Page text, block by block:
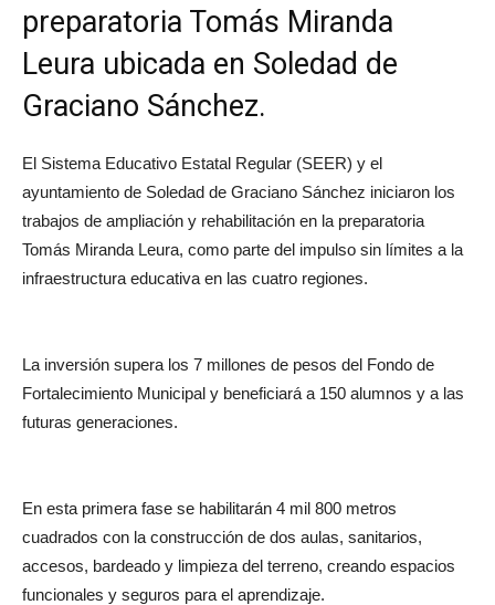
preparatoria Tomás Miranda
Leura ubicada en Soledad de
Graciano Sánchez.
El Sistema Educativo Estatal Regular (SEER) y el
ayuntamiento de Soledad de Graciano Sánchez iniciaron los
trabajos de ampliación y rehabilitación en la preparatoria
Tomás Miranda Leura, como parte del impulso sin límites a la
infraestructura educativa en las cuatro regiones.
La inversión supera los 7 millones de pesos del Fondo de
Fortalecimiento Municipal y beneficiará a 150 alumnos y a las
futuras generaciones.
En esta primera fase se habilitarán 4 mil 800 metros
cuadrados con la construcción de dos aulas, sanitarios,
accesos, bardeado y limpieza del terreno, creando espacios
funcionales y seguros para el aprendizaje.